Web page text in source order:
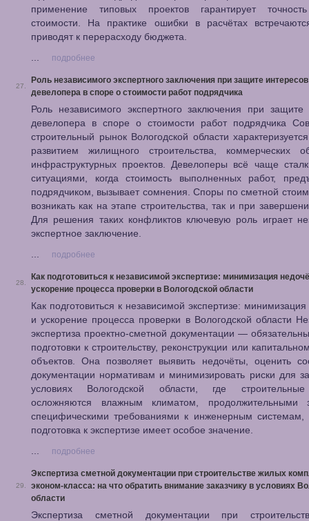
применение типовых проектов гарантирует
стоимости. На практике ошибки в расчётах
приводят к перерасходу бюджета.
...
подробнее
27.
Роль независимого экспертного заключения при защите интересов
девелопера в споре о стоимости работ подрядчика
Роль независимого экспертного заключения при защите
девелопера в споре о стоимости работ подрядчика
строительный рынок Вологодской области
развитием жилищного строительства, коммерческих
инфраструктурных проектов. Девелоперы всё чаще
ситуациями, когда стоимость выполненных работ,
подрядчиком, вызывает сомнения. Споры по сметной
возникать как на этапе строительства, так и при
Для решения таких конфликтов ключевую роль играет
экспертное заключение.
...
подробнее
28.
Как подготовиться к независимой экспертизе: минимизация
ускорение процесса проверки в Вологодской области
Как подготовиться к независимой экспертизе:
и ускорение процесса проверки в Вологодской области
экспертиза проектно-сметной документации —
подготовки к строительству, реконструкции или
объектов. Она позволяет выявить недочёты, оценить
документации нормативам и минимизировать риски для
условиях Вологодской области, где
осложняются влажным климатом,
специфическими требованиями к инженерным системам,
подготовка к экспертизе имеет особое значение.
...
подробнее
29.
Экспертиза сметной документации при строительстве жилых
эконом-класса: на что обратить внимание заказчику в условиях
области
Экспертиза сметной документации при